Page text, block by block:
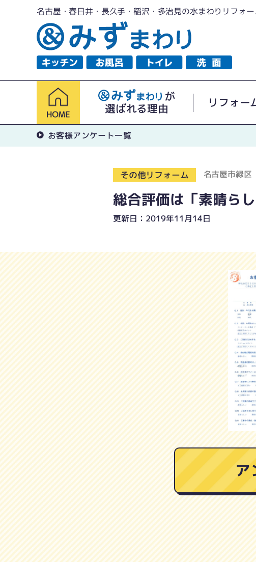
名古屋・春日井・長久手・稲沢・多治見の水まわりリフォ
が
選ばれる理由
リフォー
お客様アンケート一覧
その他リフォーム 名古屋市緑
総合評価は「素晴らし
更新日：2019年11月14日
ア